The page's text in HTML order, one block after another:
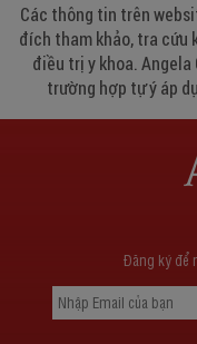
Các thông tin trên
đích tham khảo, tra cứu
điều trị y khoa.
trường hợp tự ý áp
Đăng ký để